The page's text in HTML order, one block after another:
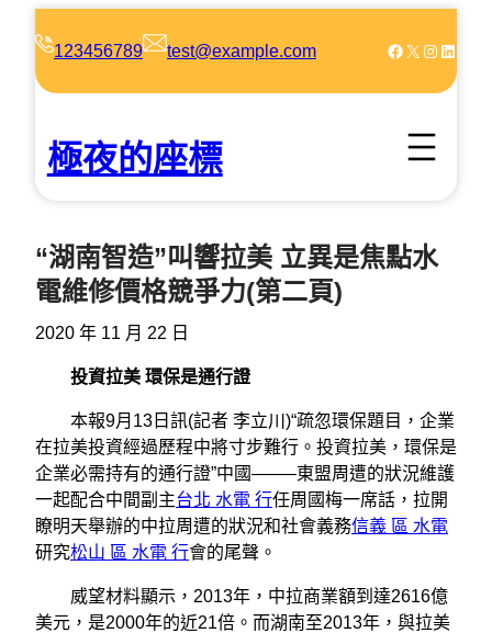
123456789 test@example.com Facebook X Instagram LinkedIn
極夜的座標
“湖南智造”叫響拉美 立異是焦點水
電維修價格競爭力(第二頁)
2020 年 11 月 22 日
投資拉美 環保是通行證
本報9月13日訊(記者 李立川)“疏忽環保題目，企業
在拉美投資經過歷程中將寸步難行。投資拉美，環保是
企業必需持有的通行證”中國——–東盟周遭的狀況維護
一起配合中間副主台北 水電 行任周國梅一席話，拉開
瞭明天舉辦的中拉周遭的狀況和社會義務信義 區 水電
研究松山 區 水電 行會的尾聲。
威望材料顯示，2013年，中拉商業額到達2616億
美元，是2000年的近21倍。而湖南至2013年，與拉美